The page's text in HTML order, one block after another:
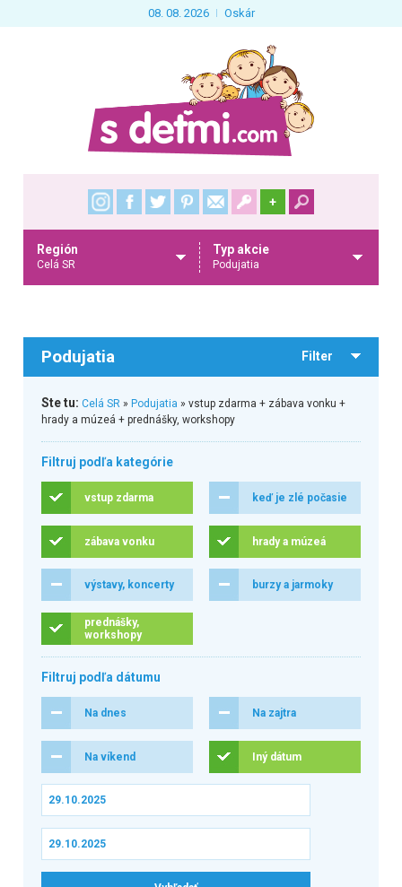
08. 08. 2026 Oskár
+
Región
Celá SR
Typ akcie
Podujatia
Podujatia Filter
Ste tu: Celá SR» Podujatia » vstup zdarma + zábava vonku +
hrady a múzeá + prednášky, workshopy
Filtruj podľa kategórie
vstup zdarma keď je zlé počasie
zábava vonku hrady a múzeá
výstavy, koncerty burzy a jarmoky
prednášky,
workshopy
Filtruj podľa dátumu
Na dnes Na zajtra
Na víkend Iný dátum